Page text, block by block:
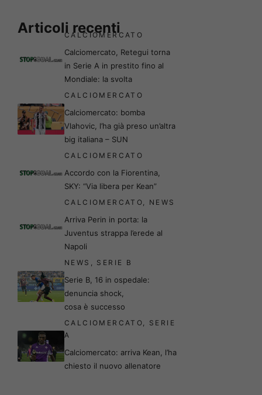
Articoli recenti
CALCIOMERCATO
Calciomercato, Retegui torna
in Serie A in prestito fino al
Mondiale: la svolta
CALCIOMERCATO
Calciomercato: bomba
Vlahovic, l’ha già preso un’altra
big italiana – SUN
CALCIOMERCATO
Accordo con la Fiorentina,
SKY: “Via libera per Kean”
CALCIOMERCATO NEWS
Arriva Perin in porta: la
Juventus strappa l’erede al
Napoli
NEWS SERIE B
Serie B, 16 in ospedale:
denuncia shock,
cosa è successo
CALCIOMERCATO
SERIE
A
Calciomercato: arriva Kean, l’ha
chiesto il nuovo allenatore